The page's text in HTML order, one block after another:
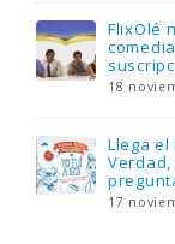
FlixOlé
18
Llega el
17